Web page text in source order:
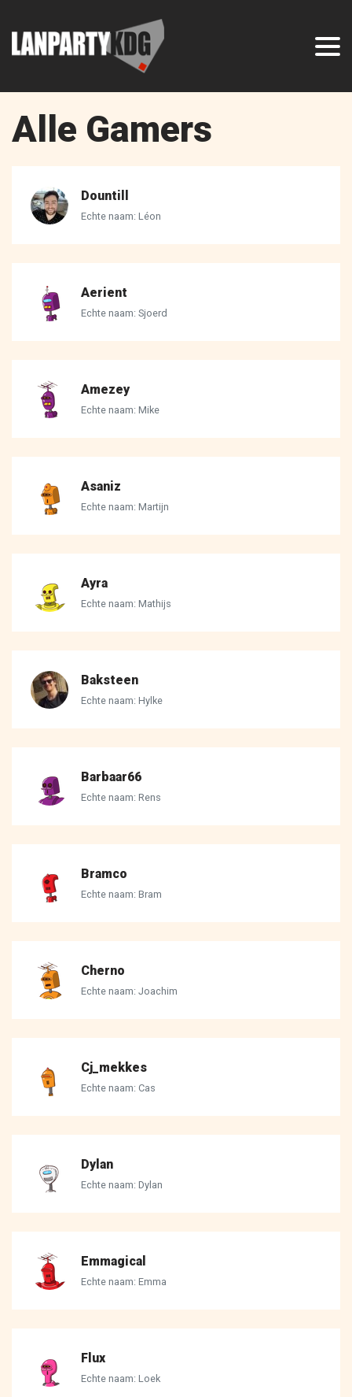
Alle Gamers
Dountill
Echte naam: Léon
Aerient
Echte naam: Sjoerd
Amezey
Echte naam: Mike
Asaniz
Echte naam: Martijn
Ayra
Echte naam: Mathijs
Baksteen
Echte naam: Hylke
Barbaar66
Echte naam: Rens
Bramco
Echte naam: Bram
Cherno
Echte naam: Joachim
Cj_mekkes
Echte naam: Cas
Dylan
Echte naam: Dylan
Emmagical
Echte naam: Emma
Flux
Echte naam: Loek